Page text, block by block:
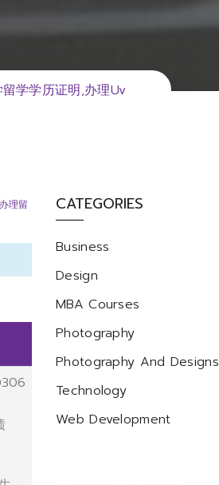
学学历证明,办理Uv
办理留
CATEGORIES
Business
Design
MBA Courses
Photography
Photography And Designs
Technology
Web Development